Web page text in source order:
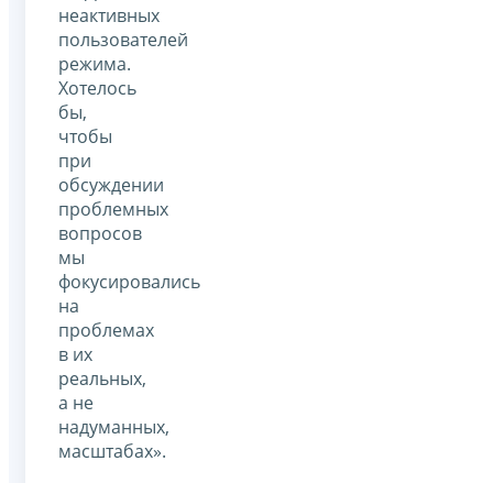
неактивных
пользователей
режима.
Хотелось
бы,
чтобы
при
обсуждении
проблемных
вопросов
мы
фокусировались
на
проблемах
в их
реальных,
а не
надуманных,
масштабах».